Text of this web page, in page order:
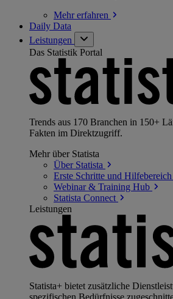
Mehrerfahren
Daily Data
Leistungen
Das Statistik Portal
Trends aus 170 Branchen in 150+
Fakten im Direktzugriff.
Mehr über Statista
Über Statista
Erste Schritte und Hilfebereich
Webinar & Training Hub
Statista Connect
Leistungen
Statista+ bietet zusätzliche
spezifischen Bedürfnisse